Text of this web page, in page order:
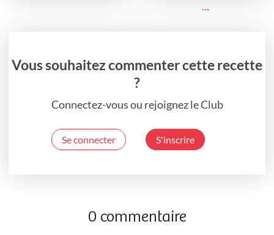
...
Vous souhaitez commenter cette recette
?
Connectez-vous ou rejoignez le Club
Se connecter S'inscrire
0 commentaire